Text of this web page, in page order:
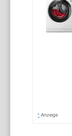
* Anzeige